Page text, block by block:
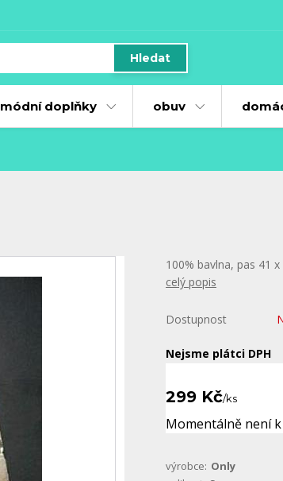
Hledat
módní doplňky obuv
100% bavlna, pas 41
celý popis
Dostupnost
Nejsme plátci DPH
299 Kč/ks
Momentálně není
výrobce: Only